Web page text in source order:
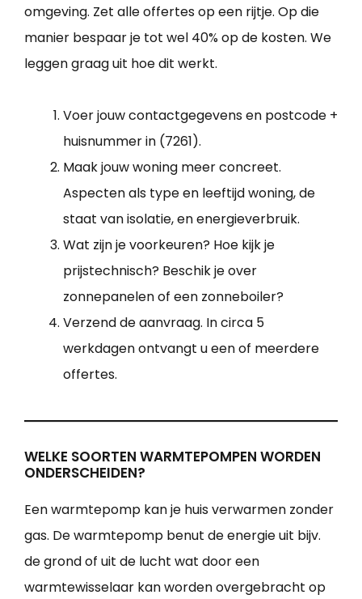
omgeving. Zet alle offertes op een rijtje. Op die
manier bespaar je tot wel 40% op de kosten. We
leggen graag uit hoe dit werkt.
Voer jouw contactgegevens en postcode +
huisnummer in (7261).
Maak jouw woning meer concreet.
Aspecten als type en leeftijd woning, de
staat van isolatie, en energieverbruik.
Wat zijn je voorkeuren? Hoe kijk je
prijstechnisch? Beschik je over
zonnepanelen of een zonneboiler?
Verzend de aanvraag. In circa 5
werkdagen ontvangt u een of meerdere
offertes.
WELKE SOORTEN WARMTEPOMPEN WORDEN
ONDERSCHEIDEN?
Een warmtepomp kan je huis verwarmen zonder
gas. De warmtepomp benut de energie uit bijv.
de grond of uit de lucht wat door een
warmtewisselaar kan worden overgebracht op